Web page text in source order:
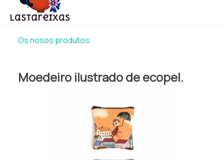
Os nosos produtos
Moedeiro ilustrado de ecopel.